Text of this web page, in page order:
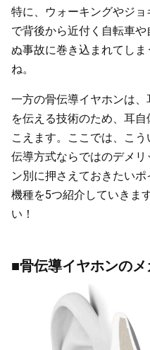
特に、ウォーキングやジ
で背後から近付く自転車
ぬ事故に巻き込まれてし
ね。
一方の骨伝導イヤホンは
を伝える技術のため、耳
こえます。ここでは、こ
伝導方式ならではのデメ
ン別に押さえておきたい
機種を5つ紹介していきま
い！
■骨伝導イヤホンの